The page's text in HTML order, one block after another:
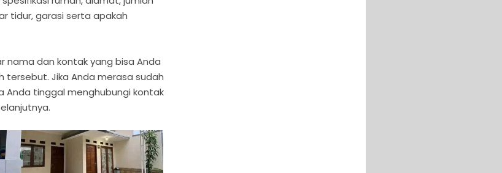
tidur, garasi serta apakah
nama dan kontak yang bisa Anda
tersebut. Jika Anda merasa sudah
Anda tinggal menghubungi kontak